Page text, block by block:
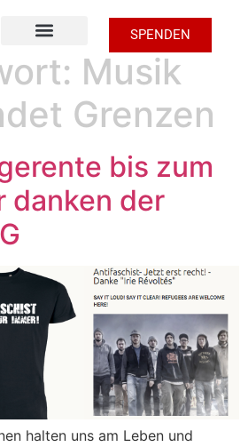
SPENDEN
Musik
Grenzen
bis zum
danken der
halten uns am Leben und